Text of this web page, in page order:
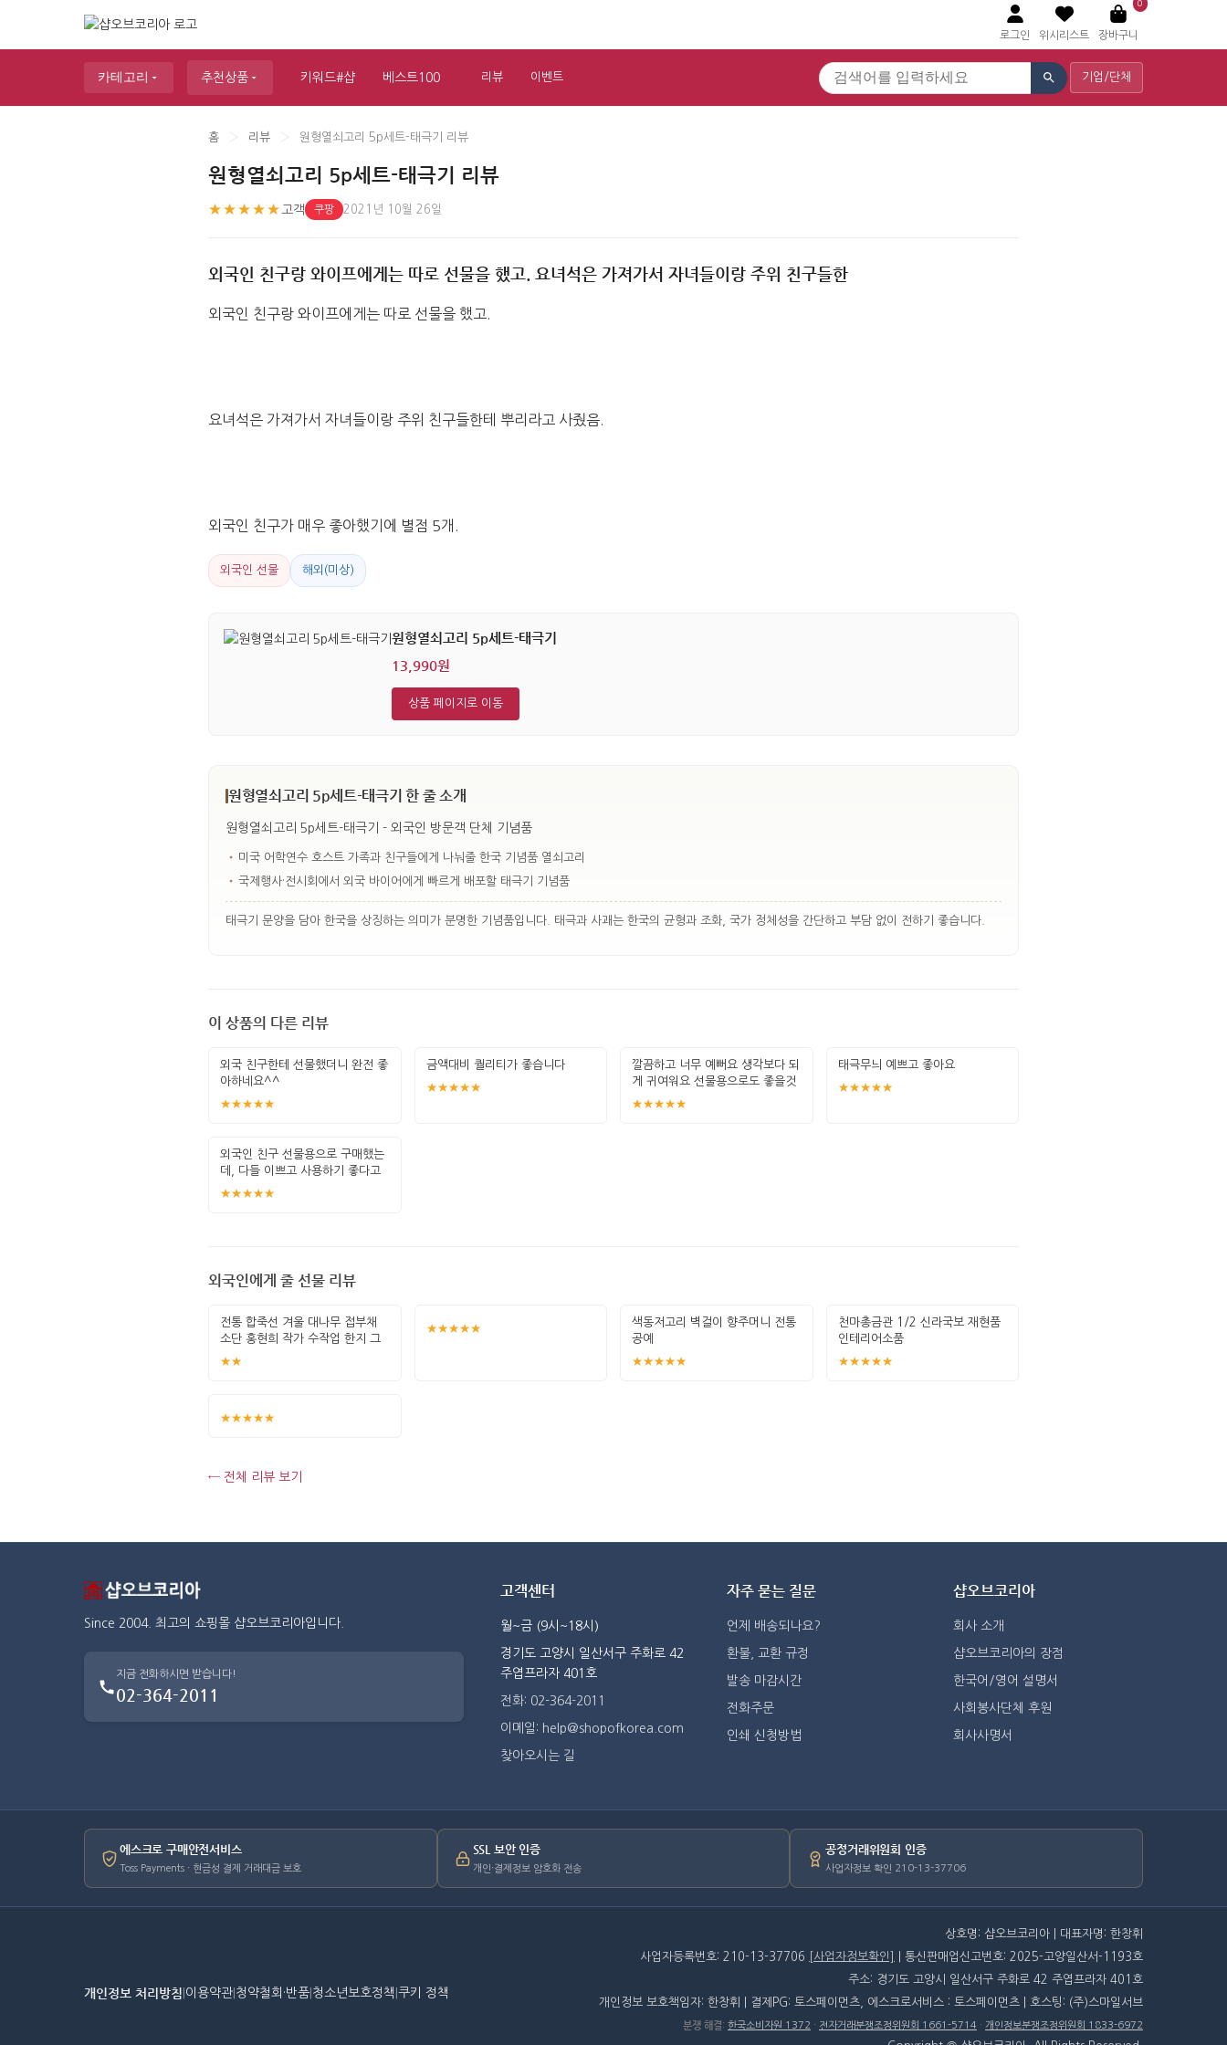
로그인 위시리스트
0
장바구니
카테고리 추천상품 키워드#샵 베스트100 리뷰 이벤트 기업/단체
홈 › 리뷰 › 원형열쇠고리 5p세트-태극기 리뷰
원형열쇠고리 5p세트-태극기 리뷰
★★★★★ 고객 쿠팡 2021년 10월 26일
외국인 친구랑 와이프에게는 따로 선물을 했고. 요녀석은 가져가서 자녀들이랑 주위 친구들한
외국인 친구랑 와이프에게는 따로 선물을 했고.
요녀석은 가져가서 자녀들이랑 주위 친구들한테 뿌리라고 사줬음.
외국인 친구가 매우 좋아했기에 별점 5개.
외국인 선물 해외(미상)
원형열쇠고리 5p세트-태극기
13,990원
상품 페이지로 이동
원형열쇠고리 5p세트-태극기 한 줄 소개
원형열쇠고리 5p세트-태극기 - 외국인 방문객 단체 기념품
• 미국 어학연수 호스트 가족과 친구들에게 나눠줄 한국 기념품 열쇠고리
• 국제행사·전시회에서 외국 바이어에게 빠르게 배포할 태극기 기념품
태극기 문양을 담아 한국을 상징하는 의미가 분명한 기념품입니다. 태극과 사괘는 한국의 균형과 조화, 국가 정체성을 간단하고 부담 없이 전하기 좋습니다.
이 상품의 다른 리뷰
외국 친구한테 선물했더니 완전 좋
아하네요^^
★★★★★
금액대비 퀄리티가 좋습니다
★★★★★
깔끔하고 너무 예뻐요 생각보다 되
게 귀여워요 선물용으로도 좋을것
같아요
★★★★★
태극무늬 예쁘고 좋아요
★★★★★
외국인 친구 선물용으로 구매했는
데, 다들 이쁘고 사용하기 좋다고
하네요
★★★★★
외국인에게 줄 선물 리뷰
전통 합죽선 겨울 대나무 접부채
소단 홍현희 작가 수작업 한지 그
림 고급
★★
★★★★★
색동저고리 벽걸이 향주머니 전통
공예
★★★★★
천마총금관 1/2 신라국보 재현품
인테리어소품
★★★★★
★★★★★
← 전체 리뷰 보기
Since 2004. 최고의 쇼핑몰 샵오브코리아입니다.
지금 전화하시면 받습니다!
02-364-2011
고객센터
월~금 (9시~18시)
경기도 고양시 일산서구 주화로 42
주엽프라자 401호
전화: 02-364-2011
이메일: help@shopofkorea.com
찾아오시는 길
자주 묻는 질문
언제 배송되나요?
환불, 교환 규정
발송 마감시간
전화주문
인쇄 신청방법
샵오브코리아
회사 소개
샵오브코리아의 장점
한국어/영어 설명서
사회봉사단체 후원
회사사명서
에스크로 구매안전서비스
Toss Payments · 현금성 결제 거래대금 보호
SSL 보안 인증
개인·결제정보 암호화 전송
공정거래위원회 인증
사업자정보 확인 210-13-37706
개인정보 처리방침 이용약관 청약철회·반품 청소년보호정책 쿠키 정책
상호명: 샵오브코리아 | 대표자명: 한창휘
사업자등록번호: 210-13-37706
[사업자정보확인]
| 통신판매업신고번호: 2025-고양일산서-1193호
주소: 경기도 고양시 일산서구 주화로 42 주엽프라자 401호
개인정보 보호책임자: 한창휘 | 결제PG: 토스페이먼츠, 에스크로서비스 : 토스페이먼츠 | 호스팅: (주)스마일서브
분쟁 해결: 한국소비자원 1372 · 전자거래분쟁조정위원회 1661-5714 · 개인정보분쟁조정위원회 1833-6972